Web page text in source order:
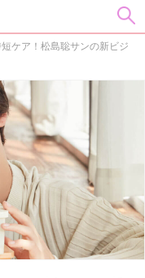
ケア！松島聡サンの新ビジ